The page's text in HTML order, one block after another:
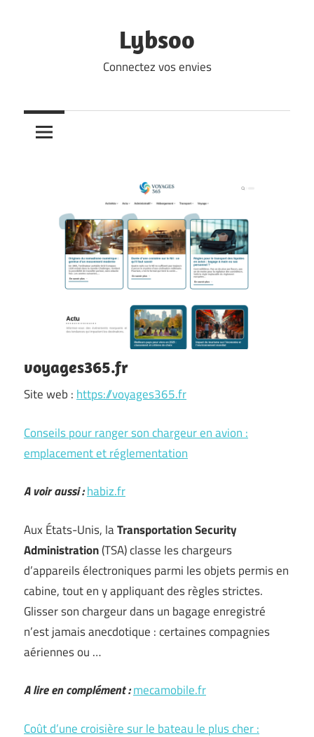
Lybsoo
Connectez vos envies
voyages365.fr
Site web : https://voyages365.fr
Conseils pour ranger son chargeur en avion :
emplacement et réglementation
A voir aussi :habiz.fr
Aux États-Unis, laTransportation Security
Administration(TSA) classe les chargeurs
d’appareils électroniques parmi les objets permis en
cabine, tout en y appliquant des règles strictes.
Glisser son chargeur dans un bagage enregistré
n’est jamais anecdotique : certaines compagnies
aériennes ou …
A lire en complément :mecamobile.fr
Coût d’une croisière sur le bateau le plus cher :